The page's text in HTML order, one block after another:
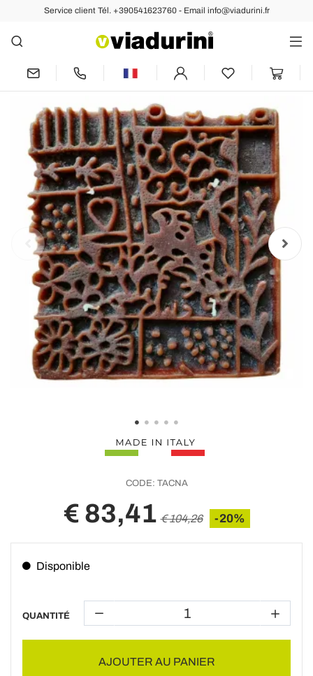
Service client Tél. +390541623760 - Email info@viadurini.fr
Arrière Précédent Suivant
Bougie artisanale à 4 mèches en cire
parfumée Made in Italy - Tacna
CODE: TACNA
€ 83,41 € 104,26 -20%
Disponible
QUANTITÉ
AJOUTER AU PANIER